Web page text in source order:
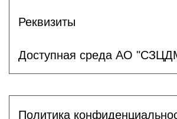
Реквизиты
Доступная среда АО
Политика